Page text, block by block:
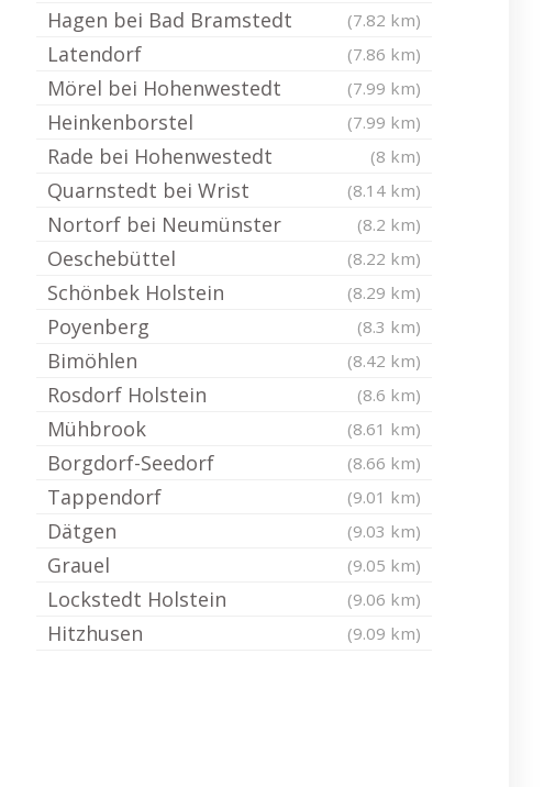
Hagen bei Bad Bramstedt (7.82 km)
Latendorf (7.86 km)
Mörel bei Hohenwestedt (7.99 km)
Heinkenborstel (7.99 km)
Rade bei Hohenwestedt (8 km)
Quarnstedt bei Wrist (8.14 km)
Nortorf bei Neumünster (8.2 km)
Oeschebüttel (8.22 km)
Schönbek Holstein (8.29 km)
Poyenberg (8.3 km)
Bimöhlen (8.42 km)
Rosdorf Holstein (8.6 km)
Mühbrook (8.61 km)
Borgdorf-Seedorf (8.66 km)
Tappendorf (9.01 km)
Dätgen (9.03 km)
Grauel (9.05 km)
Lockstedt Holstein (9.06 km)
Hitzhusen (9.09 km)